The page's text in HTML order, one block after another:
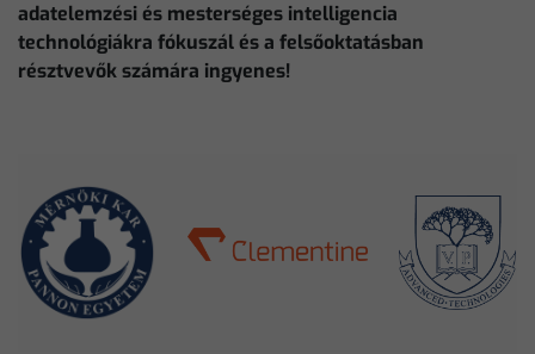
adatelemzési és mesterséges intelligencia
technológiákra fókuszál és a felsőoktatásban
résztvevők számára ingyenes!